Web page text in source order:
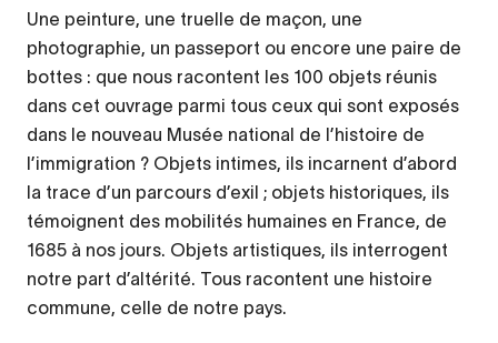
Une peinture, une truelle de maçon, une
photographie, un passeport ou encore une paire de
bottes : que nous racontent les 100 objets réunis
dans cet ouvrage parmi tous ceux qui sont exposés
dans le nouveau Musée national de l’histoire de
l’immigration ? Objets intimes, ils incarnent d’abord
la trace d’un parcours d’exil ; objets historiques, ils
témoignent des mobilités humaines en France, de
1685 à nos jours. Objets artistiques, ils interrogent
notre part d’altérité. Tous racontent une histoire
commune, celle de notre pays.